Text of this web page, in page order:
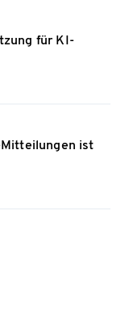
für KI-
Mitteilungen ist